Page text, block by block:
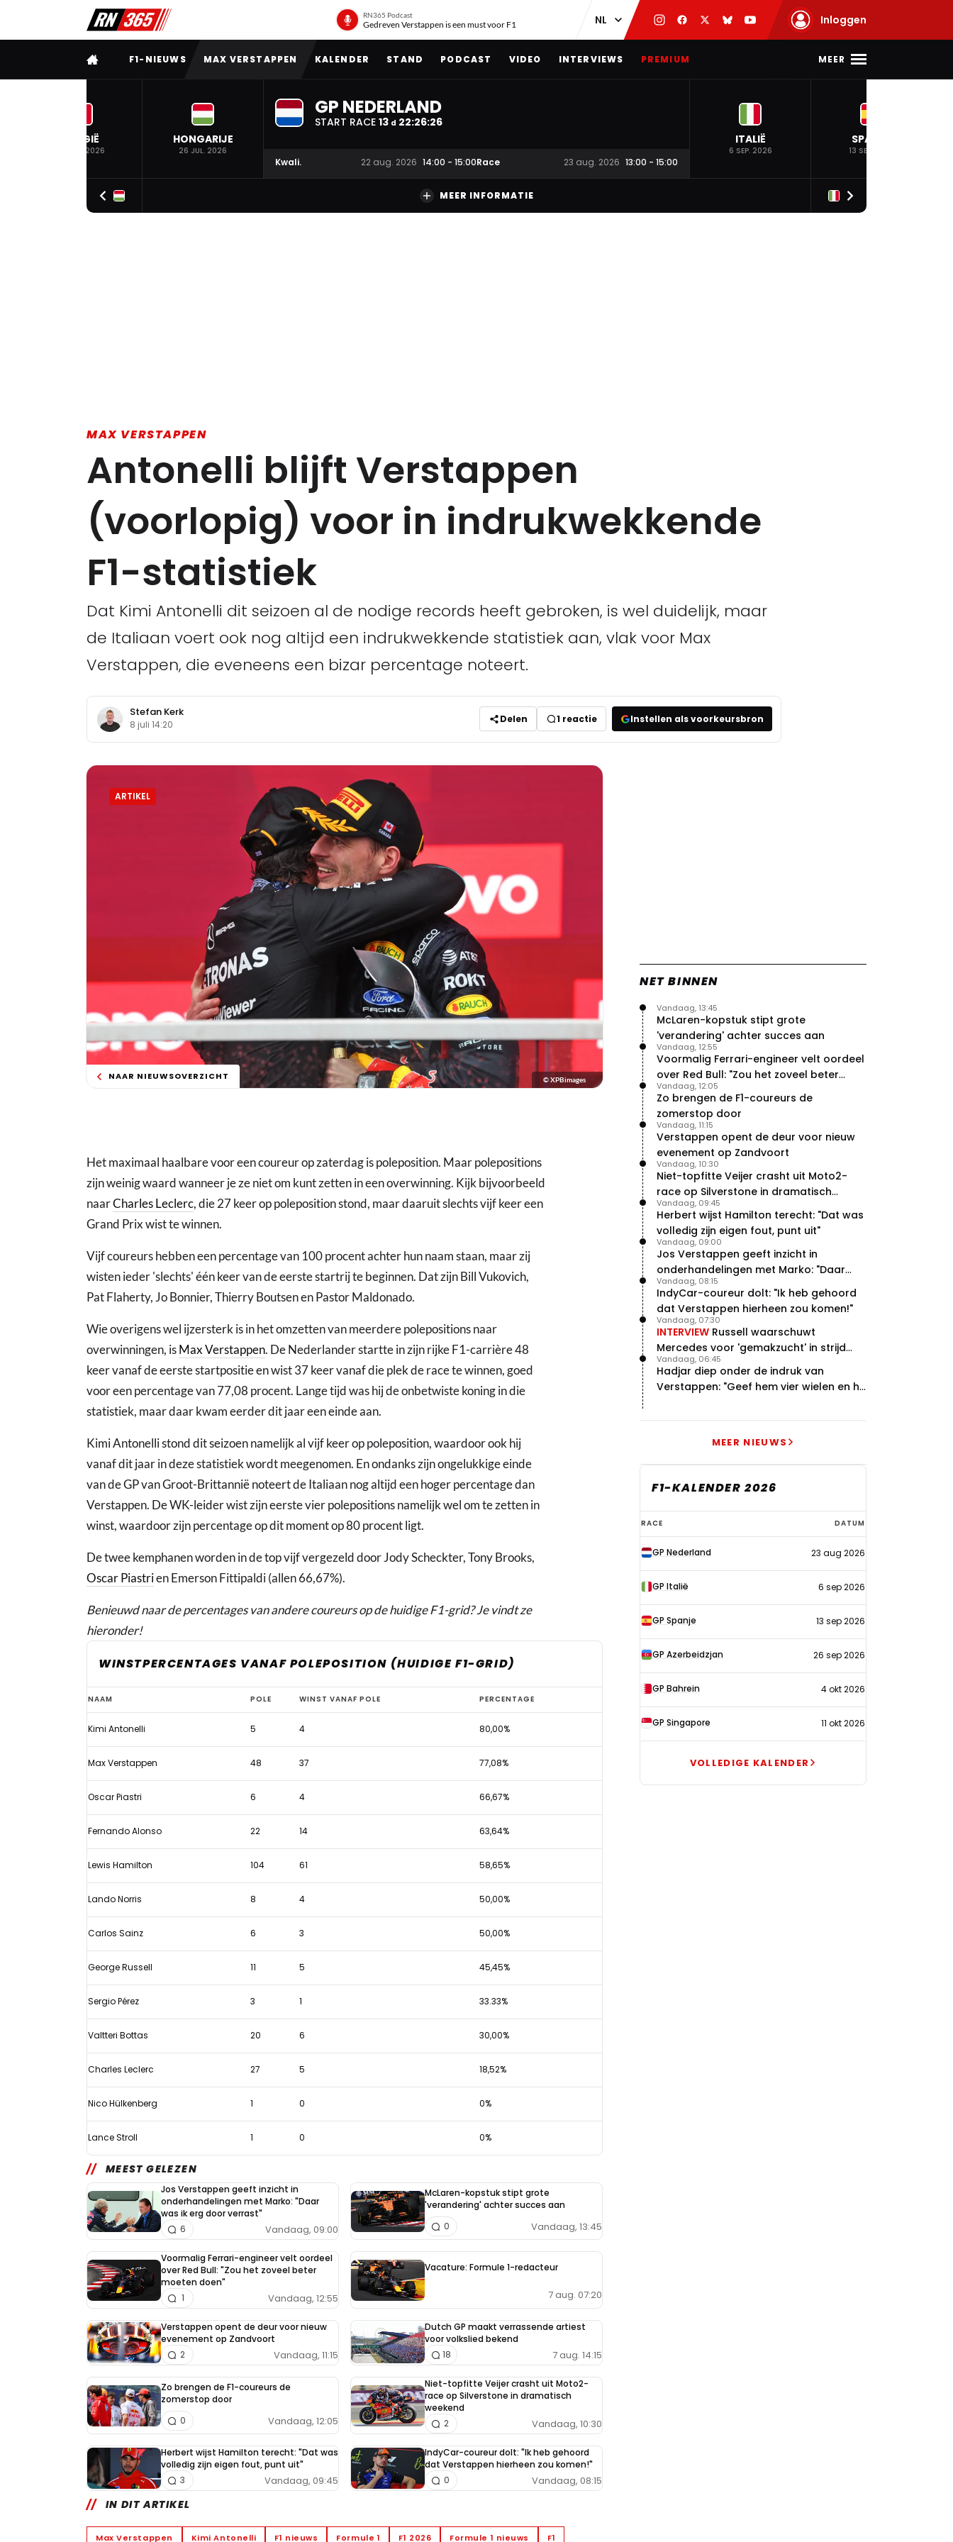
RN365 Podcast
Gedreven Verstappen is een must voor F1 Inloggen
VOLLEDIG MENU
F1-NIEUWS MAX VERSTAPPEN KALENDER STAND PODCAST VIDEO INTERVIEWS PREMIUM MEER
BELGIË
19 JUL. 2026
HONGARIJE
26 JUL. 2026
GP NEDERLAND
START RACE 13 d 22:26:25
Kwali. 22 aug. 2026 14:00 - 15:00Race 23 aug. 2026 13:00 - 15:00
ITALIË
6 SEP. 2026
SPANJE
13 SEP. 2026
MEER INFORMATIE
MAX VERSTAPPEN
Antonelli blijft Verstappen
(voorlopig) voor in indrukwekkende
F1-statistiek
Dat Kimi Antonelli dit seizoen al de nodige records heeft gebroken, is wel duidelijk, maar
de Italiaan voert ook nog altijd een indrukwekkende statistiek aan, vlak voor Max
Verstappen, die eveneens een bizar percentage noteert.
Stefan Kerk
8 juli 14:20 Delen 1 reactie Instellen als voorkeursbron
ARTIKEL
NAAR NIEUWSOVERZICHT © XPBimages
Het maximaal haalbare voor een coureur op zaterdag is poleposition. Maar polepositions
zijn weinig waard wanneer je ze niet om kunt zetten in een overwinning. Kijk bijvoorbeeld
naarCharles Leclerc, die 27 keer op poleposition stond, maar daaruit slechts vijf keer een
Grand Prix wist te winnen.
Vijf coureurs hebben een percentage van 100 procent achter hun naam staan, maar zij
wisten ieder 'slechts' één keer van de eerste startrij te beginnen. Dat zijn Bill Vukovich,
Pat Flaherty, Jo Bonnier, Thierry Boutsen en Pastor Maldonado.
Wie overigens wel ijzersterk is in het omzetten van meerdere polepositions naar
overwinningen, isMax Verstappen. De Nederlander startte in zijn rijke F1-carrière 48
keer vanaf de eerste startpositie en wist 37 keer vanaf die plek de race te winnen, goed
voor een percentage van 77,08 procent. Lange tijd was hij de onbetwiste koning in die
statistiek, maar daar kwam eerder dit jaar een einde aan.
Kimi Antonelli stond dit seizoen namelijk al vijf keer op poleposition, waardoor ook hij
vanaf dit jaar in deze statistiek wordt meegenomen. En ondanks zijn ongelukkige einde
van de GP van Groot-Brittannië noteert de Italiaan nog altijd een hoger percentage dan
Verstappen. De WK-leider wist zijn eerste vier polepositions namelijk wel om te zetten in
winst, waardoor zijn percentage op dit moment op 80 procent ligt.
De twee kemphanen worden in de top vijf vergezeld door Jody Scheckter, Tony Brooks,
Oscar Piastrien Emerson Fittipaldi (allen 66,67%).
Benieuwd naar de percentages van andere coureurs op de huidige F1-grid? Je vindt ze
hieronder!
WINSTPERCENTAGES VANAF POLEPOSITION (HUIDIGE F1-GRID)
Antonelli
blijft
Verstappen
(voorlopig)
in
indrukwekkende
F1-
NAAM POLE WINST VANAF POLE PERCENTAGE
Kimi Antonelli 5 4 80,00%
Max Verstappen 48 37 77,08%
Oscar Piastri 6 4 66,67%
Fernando Alonso 22 14 63,64%
Lewis Hamilton 104 61 58,65%
Lando Norris 8 4 50,00%
Carlos Sainz 6 3 50,00%
George Russell 11 5 45,45%
Sergio Pérez 3 1 33.33%
Valtteri Bottas 20 6 30,00%
Charles Leclerc 27 5 18,52%
Nico Hülkenberg 1 0 0%
Lance Stroll 1 0 0%
MEEST GELEZEN
Jos Verstappen geeft inzicht in
onderhandelingen met Marko: "Daar
was ik erg door verrast"
Vandaag, 09:00
6
McLaren-kopstuk stipt grote
'verandering' achter succes aan
Vandaag, 13:45
0
Voormalig Ferrari-engineer velt oordeel
over Red Bull: "Zou het zoveel beter
moeten doen"
Vandaag, 12:55
1
Vacature: Formule 1-redacteur
7 aug. 07:20
Verstappen opent de deur voor nieuw
evenement op Zandvoort
Vandaag, 11:15
2
Dutch GP maakt verrassende artiest
voor volkslied bekend
7 aug. 14:15
18
Zo brengen de F1-coureurs de
zomerstop door
Vandaag, 12:05
0
Niet-topfitte Veijer crasht uit Moto2-
race op Silverstone in dramatisch
weekend
Vandaag, 10:30
2
Herbert wijst Hamilton terecht: "Dat was
volledig zijn eigen fout, punt uit"
Vandaag, 09:45
3
IndyCar-coureur dolt: "Ik heb gehoord
dat Verstappen hierheen zou komen!"
Vandaag, 08:15
0
IN DIT ARTIKEL
Max Verstappen Kimi Antonelli F1 nieuws Formule 1 F1 2026 Formule 1 nieuws F1
NET BINNEN
McLaren-kopstuk stipt grote
'verandering' achter succes aan
Vandaag, 13:45
Voormalig Ferrari-engineer velt oordeel
over Red Bull: "Zou het zoveel beter
moeten doen"
Vandaag, 12:55
Zo brengen de F1-coureurs de
zomerstop door
Vandaag, 12:05
Verstappen opent de deur voor nieuw
evenement op Zandvoort
Vandaag, 11:15
Niet-topfitte Veijer crasht uit Moto2-
race op Silverstone in dramatisch
weekend
Vandaag, 10:30
Herbert wijst Hamilton terecht: "Dat was
volledig zijn eigen fout, punt uit"
Vandaag, 09:45
Jos Verstappen geeft inzicht in
onderhandelingen met Marko: "Daar
was ik erg door verrast"
Vandaag, 09:00
IndyCar-coureur dolt: "Ik heb gehoord
dat Verstappen hierheen zou komen!"
Vandaag, 08:15
INTERVIEW Russell waarschuwt
Mercedes voor 'gemakzucht' in strijd
met concurrentie
Vandaag, 07:30
Hadjar diep onder de indruk van
Verstappen: "Geef hem vier wielen en hij
Vandaag, 06:45
MEER NIEUWS
F1-KALENDER 2026
F1-
kalender
2026
RACE DATUM
GP Nederland 23 aug 2026
GP Italië 6 sep 2026
GP Spanje 13 sep 2026
GP Azerbeidzjan 26 sep 2026
GP Bahrein 4 okt 2026
GP Singapore 11 okt 2026
VOLLEDIGE KALENDER